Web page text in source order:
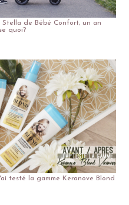
Stella de Bébé Confort, un an
quoi?
testé la gamme Keranove Blond